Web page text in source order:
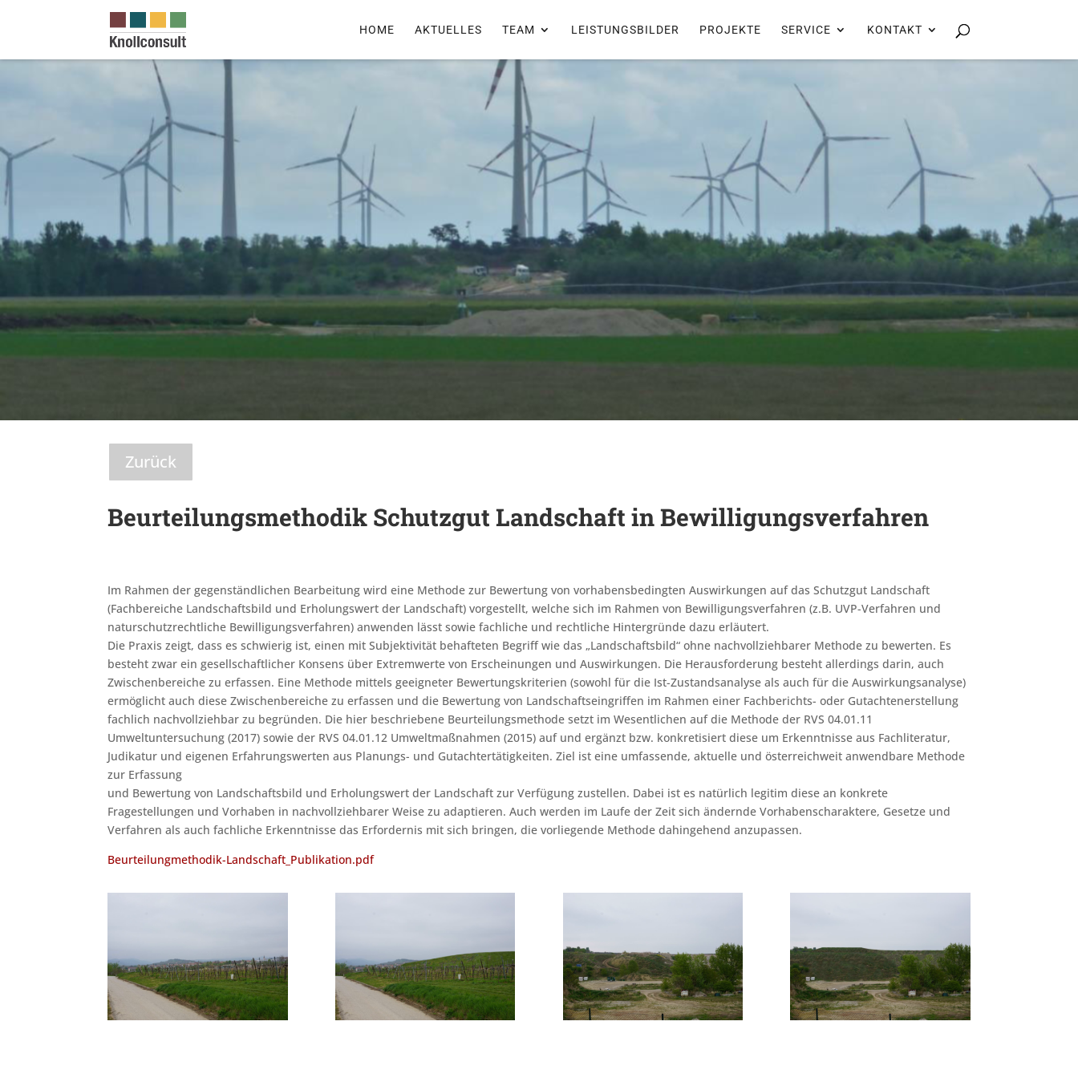
HOME AKTUELLES TEAM LEISTUNGSBILDER PROJEKTE SERVICE KONTAKT
Zurück
Beurteilungsmethodik Schutzgut Landschaft in Bewilligungsverfahren
Im Rahmen der gegenständlichen Bearbeitung wird eine Methode zur Bewertung von vorhabensbedingten Auswirkungen auf das Schutzgut Landschaft
(Fachbereiche Landschaftsbild und Erholungswert der Landschaft) vorgestellt, welche sich im Rahmen von Bewilligungsverfahren (z.B. UVP-Verfahren und
naturschutzrechtliche Bewilligungsverfahren) anwenden lässt sowie fachliche und rechtliche Hintergründe dazu erläutert.
Die Praxis zeigt, dass es schwierig ist, einen mit Subjektivität behafteten Begriff wie das „Landschaftsbild“ ohne nachvollziehbarer Methode zu bewerten. Es
besteht zwar ein gesellschaftlicher Konsens über Extremwerte von Erscheinungen und Auswirkungen. Die Herausforderung besteht allerdings darin, auch
Zwischenbereiche zu erfassen. Eine Methode mittels geeigneter Bewertungskriterien (sowohl für die Ist-Zustandsanalyse als auch für die Auswirkungsanalyse)
ermöglicht auch diese Zwischenbereiche zu erfassen und die Bewertung von Landschaftseingriffen im Rahmen einer Fachberichts- oder Gutachtenerstellung
fachlich nachvollziehbar zu begründen. Die hier beschriebene Beurteilungsmethode setzt im Wesentlichen auf die Methode der RVS 04.01.11
Umweltuntersuchung (2017) sowie der RVS 04.01.12 Umweltmaßnahmen (2015) auf und ergänzt bzw. konkretisiert diese um Erkenntnisse aus Fachliteratur,
Judikatur und eigenen Erfahrungswerten aus Planungs- und Gutachtertätigkeiten. Ziel ist eine umfassende, aktuelle und österreichweit anwendbare Methode
zur Erfassung
und Bewertung von Landschaftsbild und Erholungswert der Landschaft zur Verfügung zustellen. Dabei ist es natürlich legitim diese an konkrete
Fragestellungen und Vorhaben in nachvollziehbarer Weise zu adaptieren. Auch werden im Laufe der Zeit sich ändernde Vorhabenscharaktere, Gesetze und
Verfahren als auch fachliche Erkenntnisse das Erfordernis mit sich bringen, die vorliegende Methode dahingehend anzupassen.
Beurteilungmethodik-Landschaft_Publikation.pdf